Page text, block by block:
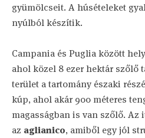
gyümölcseit. A húsételeket
nyúlból készítik.
Campania és Puglia között
ahol közel 8 ezer hektár szőlő
terület a tartomány északi
kúp, ahol akár 900 méteres
magasságban is van szőlő.
az aglianico, amiből egy jól